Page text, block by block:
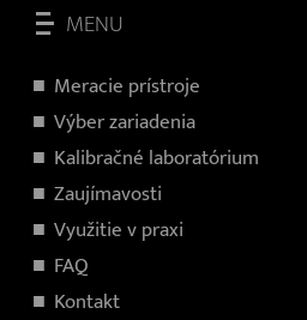
MENU
Meracie prístroje
Výber zariadenia
Kalibračné laboratórium
Zaujímavosti
Využitie v praxi
FAQ
Kontakt